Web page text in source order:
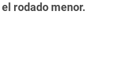
rodado menor.